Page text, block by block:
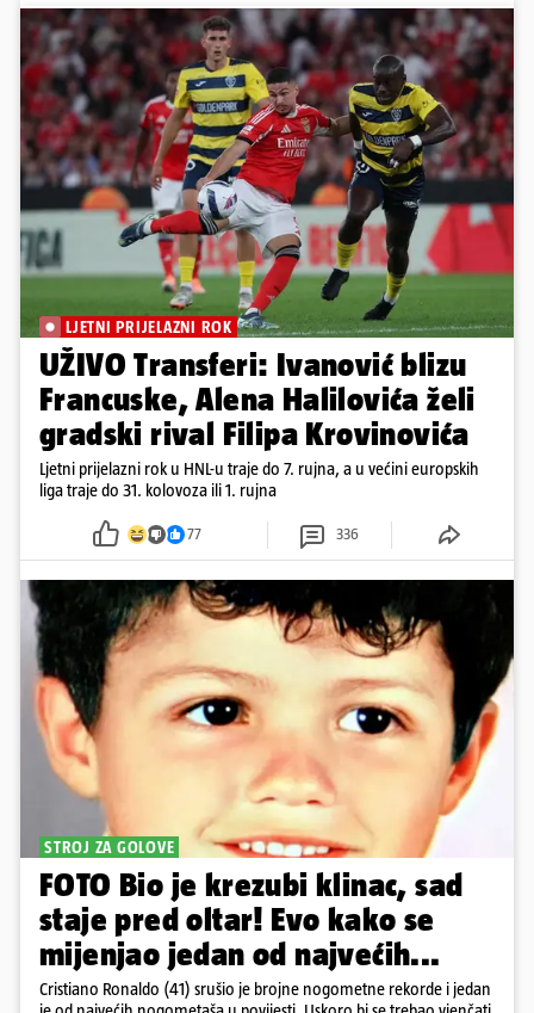
LJETNI PRIJELAZNI ROK
UŽIVO Transferi: Ivanović blizu
Francuske, Alena Halilovića želi
gradski rival Filipa Krovinovića
Ljetni prijelazni rok u HNL-u traje do 7. rujna, a u većini europskih
liga traje do 31. kolovoza ili 1. rujna
77 336
STROJ ZA GOLOVE
FOTO Bio je krezubi klinac, sad
staje pred oltar! Evo kako se
mijenjao jedan od najvećih...
Cristiano Ronaldo (41) srušio je brojne nogometne rekorde i jedan